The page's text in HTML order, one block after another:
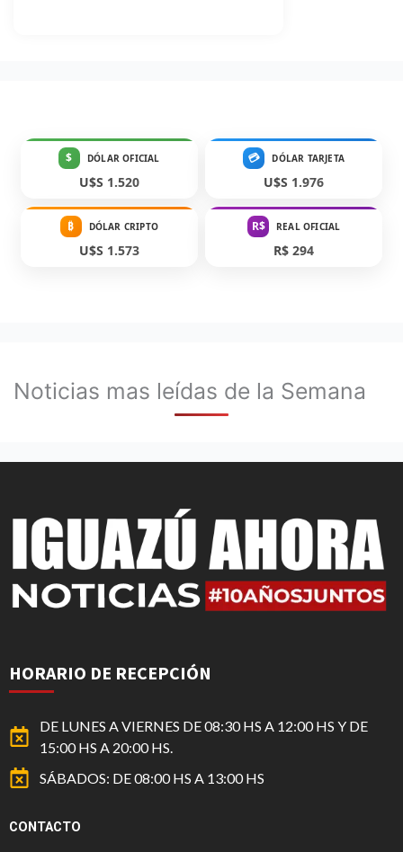
$ DÓLAR OFICIAL
U$S 1.520
💳 DÓLAR TARJETA
U$S 1.976
₿ DÓLAR CRIPTO
U$S 1.573
R$ REAL OFICIAL
R$ 294
Noticias mas leídas de la Semana
HORARIO DE RECEPCIÓN
DE LUNES A VIERNES DE 08:30 HS A 12:00 HS Y DE
15:00 HS A 20:00 HS.
SÁBADOS: DE 08:00 HS A 13:00 HS
CONTACTO